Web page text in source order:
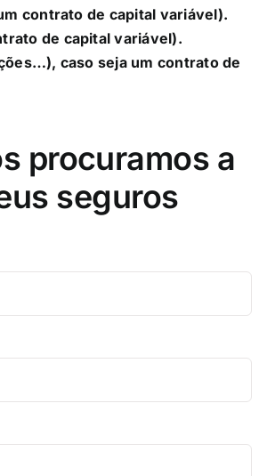
contrato de capital variável).
de capital variável).
caso seja um contrato de
procuramos a
seguros